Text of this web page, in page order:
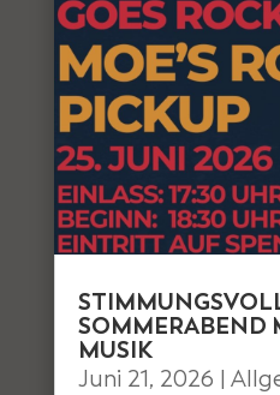
SOMMERABEND
MUSIK
Juni 21, 2026 |